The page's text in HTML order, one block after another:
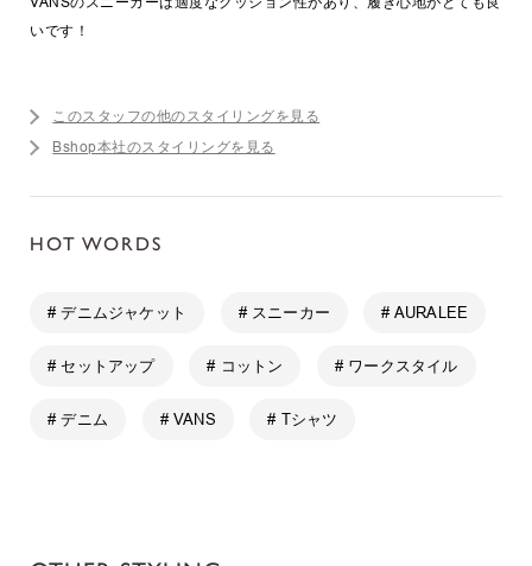
いです！
このスタッフの他のスタイリングを見る
Bshop本社のスタイリングを見る
HOT WORDS
# デニムジャケット # スニーカー # AURALEE
# セットアップ # コットン # ワークスタイル
# デニム # VANS # Tシャツ